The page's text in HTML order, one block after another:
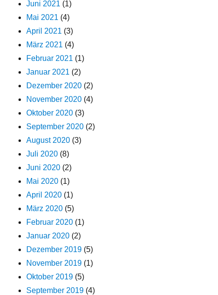
Juni 2021 (1)
Mai 2021 (4)
April 2021 (3)
März 2021 (4)
Februar 2021 (1)
Januar 2021 (2)
Dezember 2020 (2)
November 2020 (4)
Oktober 2020 (3)
September 2020 (2)
August 2020 (3)
Juli 2020 (8)
Juni 2020 (2)
Mai 2020 (1)
April 2020 (1)
März 2020 (5)
Februar 2020 (1)
Januar 2020 (2)
Dezember 2019 (5)
November 2019 (1)
Oktober 2019 (5)
September 2019 (4)